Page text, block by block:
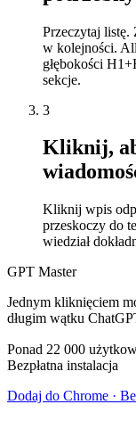
Przeczytaj
w kolejności.
głębokości
sekcje.
3
Kliknij,
Kliknij wpis
przeskoczy do
wiedział
GPT Master
Jednym kliknięciem
długim wątku
Ponad 22 000
Bezpłatna instalacja
Dodaj do Chrome ·